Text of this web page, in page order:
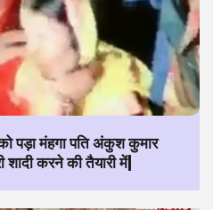
पड़ा मंहगा पति अंकुश कुमार
शादी करने की तैयारी में|